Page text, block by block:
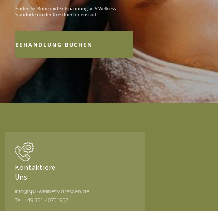
Finden Sie Ruhe und Entspannung an 5 Wellness-
Standorten in der Dresdner Innenstadt.
BEHANDLUNG BUCHEN
Kontaktiere
Uns
info@spa-wellness-dresden.de
Tel: +49 351 40761952